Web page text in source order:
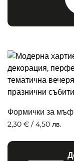
Формички за
2,30 € / 4,50 лв.